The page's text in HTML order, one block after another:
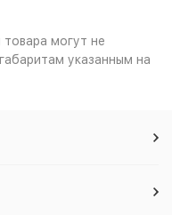
могут не
указанным на